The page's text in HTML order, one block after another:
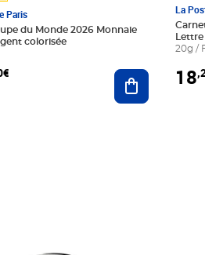
Paris
du Monde 2026 Monnaie
colorisée
Ajouter au
La
20g /
18